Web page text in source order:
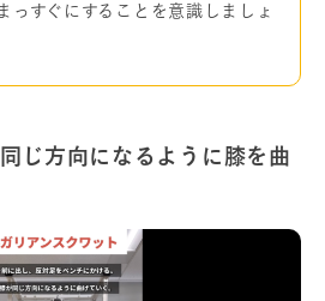
っすぐにすることを意識しましょ
じ方向になるように膝を曲